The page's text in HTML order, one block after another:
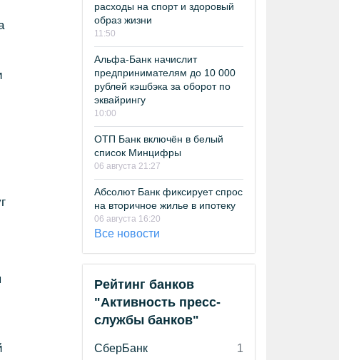
расходы на спорт и здоровый
образ жизни
11:50
Альфа-Банк начислит
предпринимателям до 10 000
рублей кэшбэка за оборот по
эквайрингу
10:00
ОТП Банк включён в белый
список Минцифры
06 августа 21:27
Абсолют Банк фиксирует спрос
на вторичное жилье в ипотеку
06 августа 16:20
Все новости
Рейтинг банков
"Активность пресс-
службы банков"
СберБанк
1